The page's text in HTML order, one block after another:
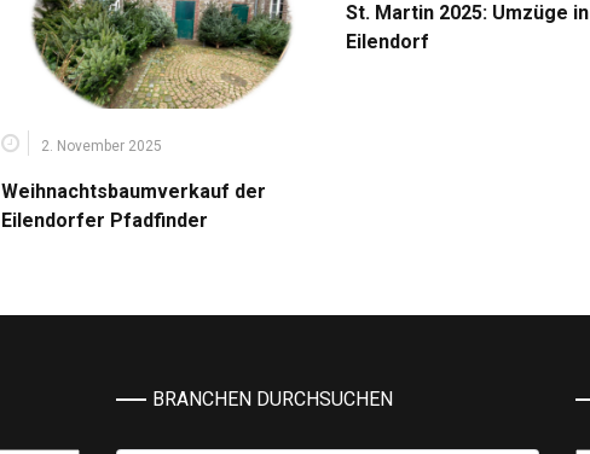
2. November 2025
Weihnachtsbaumverkauf der
Eilendorfer Pfadfinder
St. Martin 2025: Umzüge in
Eilendorf
BRANCHEN DURCHSUCHEN